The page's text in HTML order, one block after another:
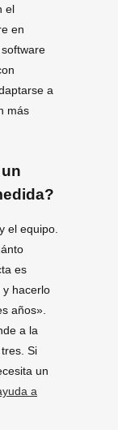
el
en
a
más
el equipo.
es
y hacerlo
años».
a la
Si
un
a